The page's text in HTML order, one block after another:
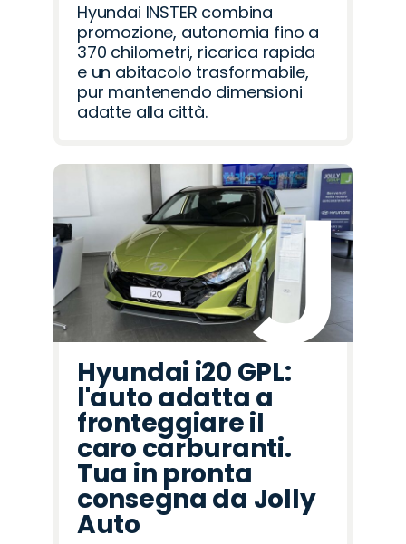
Hyundai INSTER combina
promozione, autonomia fino a
370 chilometri, ricarica rapida
e un abitacolo trasformabile,
pur mantenendo dimensioni
adatte alla città.
Hyundai i20 GPL:
l'auto adatta a
fronteggiare il
caro carburanti.
Tua in pronta
consegna da Jolly
Auto